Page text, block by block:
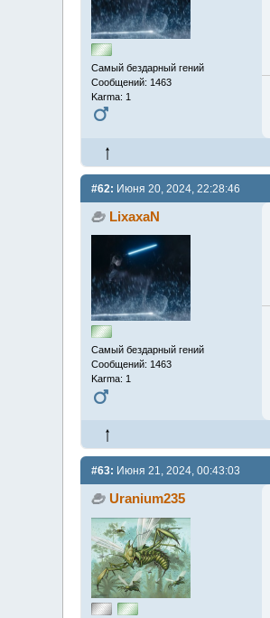
Самый бездарный гений
Сообщений: 1463
Karma: 1
#62: Июня 20, 2024, 22:28:46
LixaxaN
Самый бездарный гений
Сообщений: 1463
Karma: 1
#63: Июня 21, 2024, 00:43:03
Uranium235